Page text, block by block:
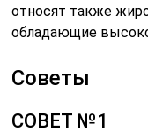
относят также
обладающие
Советы
СОВЕТ №1